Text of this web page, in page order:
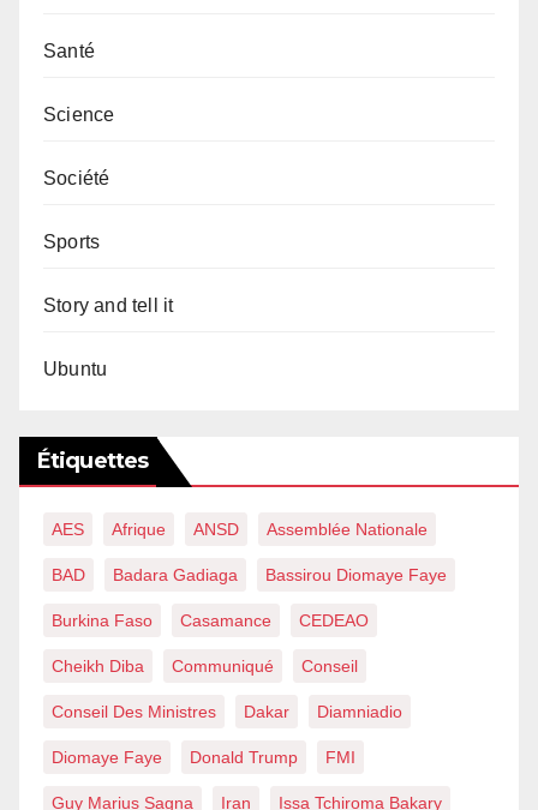
Santé
Science
Société
Sports
Story and tell it
Ubuntu
Étiquettes
AES Afrique ANSD Assemblée Nationale
BAD Badara Gadiaga Bassirou Diomaye Faye
Burkina Faso Casamance CEDEAO
Cheikh Diba Communiqué Conseil
Conseil Des Ministres Dakar Diamniadio
Diomaye Faye Donald Trump FMI
Guy Marius Sagna Iran Issa Tchiroma Bakary